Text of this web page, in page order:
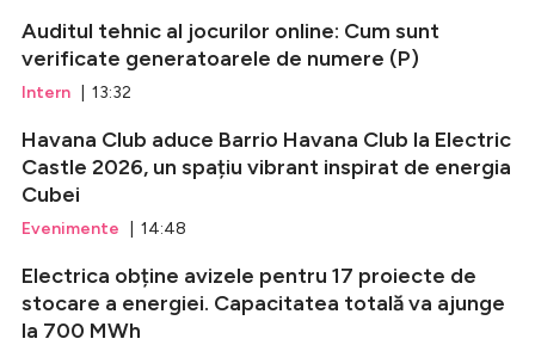
Auditul tehnic al jocurilor online: Cum sunt
verificate generatoarele de numere (P)
Intern | 13:32
Havana Club aduce Barrio Havana Club la Electric
Castle 2026, un spațiu vibrant inspirat de energia
Cubei
Evenimente | 14:48
Electrica obține avizele pentru 17 proiecte de
stocare a energiei. Capacitatea totală va ajunge
la 700 MWh